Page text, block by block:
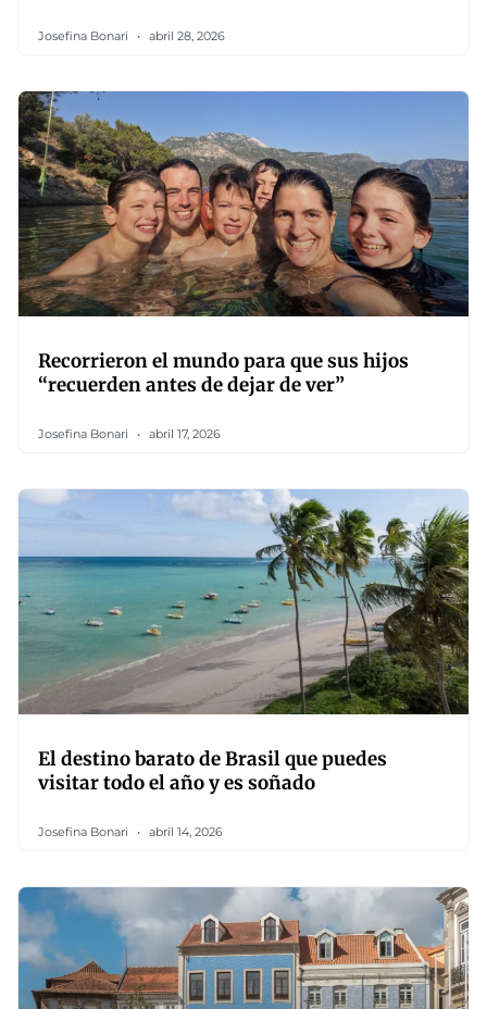
Josefina Bonari abril 28, 2026
Recorrieron el mundo para que sus hijos
“recuerden antes de dejar de ver”
Josefina Bonari abril 17, 2026
El destino barato de Brasil que puedes
visitar todo el año y es soñado
Josefina Bonari abril 14, 2026